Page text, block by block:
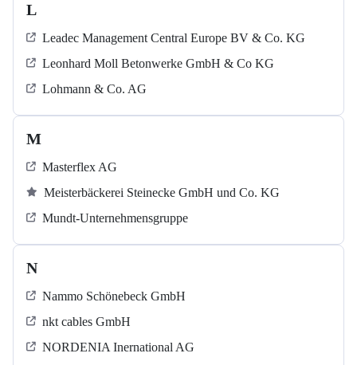
L
Leadec Management Central Europe BV & Co. KG
Leonhard Moll Betonwerke GmbH & Co KG
Lohmann & Co. AG
M
Masterflex AG
Meisterbäckerei Steinecke GmbH und Co. KG
Mundt-Unternehmensgruppe
N
Nammo Schönebeck GmbH
nkt cables GmbH
NORDENIA Inernational AG